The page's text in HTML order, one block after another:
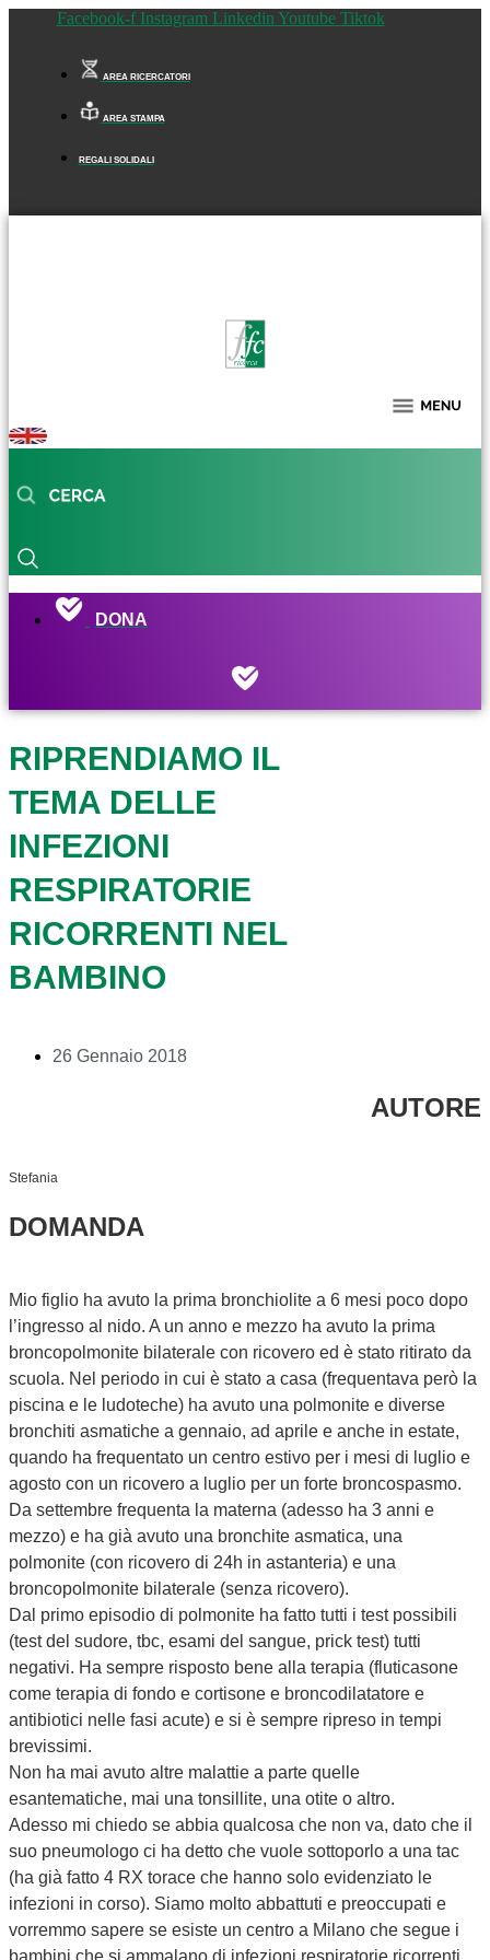
Facebook-f Instagram Linkedin Youtube Tiktok
AREA RICERCATORI
AREA STAMPA
REGALI SOLIDALI
DONA
RIPRENDIAMO IL
TEMA DELLE
INFEZIONI
RESPIRATORIE
RICORRENTI NEL
BAMBINO
26 Gennaio 2018
AUTORE
Stefania
DOMANDA
Mio figlio ha avuto la prima bronchiolite a 6 mesi poco dopo
l’ingresso al nido. A un anno e mezzo ha avuto la prima
broncopolmonite bilaterale con ricovero ed è stato ritirato da
scuola. Nel periodo in cui è stato a casa (frequentava però la
piscina e le ludoteche) ha avuto una polmonite e diverse
bronchiti asmatiche a gennaio, ad aprile e anche in estate,
quando ha frequentato un centro estivo per i mesi di luglio e
agosto con un ricovero a luglio per un forte broncospasmo.
Da settembre frequenta la materna (adesso ha 3 anni e
mezzo) e ha già avuto una bronchite asmatica, una
polmonite (con ricovero di 24h in astanteria) e una
broncopolmonite bilaterale (senza ricovero).
Dal primo episodio di polmonite ha fatto tutti i test possibili
(test del sudore, tbc, esami del sangue, prick test) tutti
negativi. Ha sempre risposto bene alla terapia (fluticasone
come terapia di fondo e cortisone e broncodilatatore e
antibiotici nelle fasi acute) e si è sempre ripreso in tempi
brevissimi.
Non ha mai avuto altre malattie a parte quelle
esantematiche, mai una tonsillite, una otite o altro.
Adesso mi chiedo se abbia qualcosa che non va, dato che il
suo pneumologo ci ha detto che vuole sottoporlo a una tac
(ha già fatto 4 RX torace che hanno solo evidenziato le
infezioni in corso). Siamo molto abbattuti e preoccupati e
vorremmo sapere se esiste un centro a Milano che segue i
bambini che si ammalano di infezioni respiratorie ricorrenti,